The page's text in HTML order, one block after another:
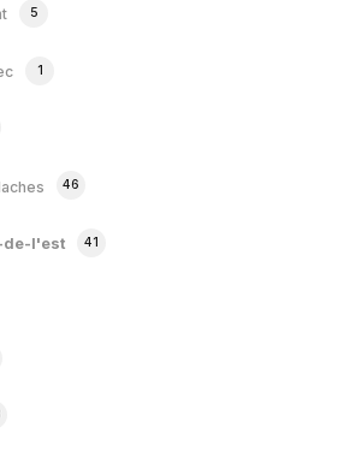
5
1
46
de-l'est 41